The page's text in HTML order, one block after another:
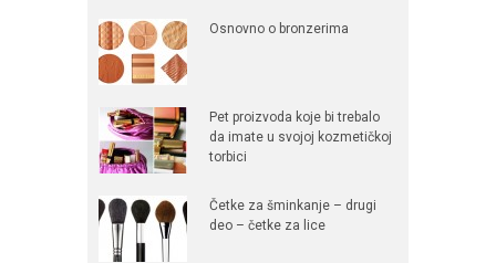
Osnovno o bronzerima
Pet proizvoda koje bi trebalo
da imate u svojoj kozmetičkoj
torbici
Četke za šminkanje – drugi
deo – četke za lice